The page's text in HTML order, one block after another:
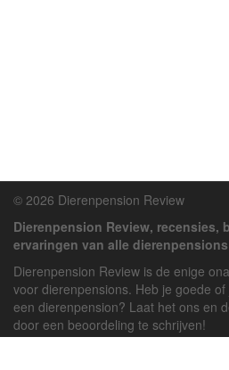
© 2026 Dierenpension Review
Dierenpension Review, recensies,
ervaringen van alle
Dierenpension Review is de enige
voor dierenpensions. Heb je goede
een dierenpension? Laat het ons en
door een beoordeling te schrijven!